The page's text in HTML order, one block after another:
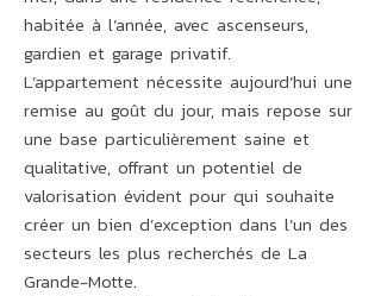
habitée à l’année, avec ascenseurs,
gardien et garage privatif.
L’appartement nécessite aujourd’hui une
remise au goût du jour, mais repose sur
une base particulièrement saine et
qualitative, offrant un potentiel de
valorisation évident pour qui souhaite
créer un bien d’exception dans l’un des
secteurs les plus recherchés de La
Grande-Motte.